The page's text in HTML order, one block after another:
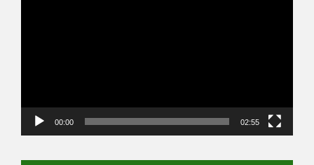
00:00 02:55